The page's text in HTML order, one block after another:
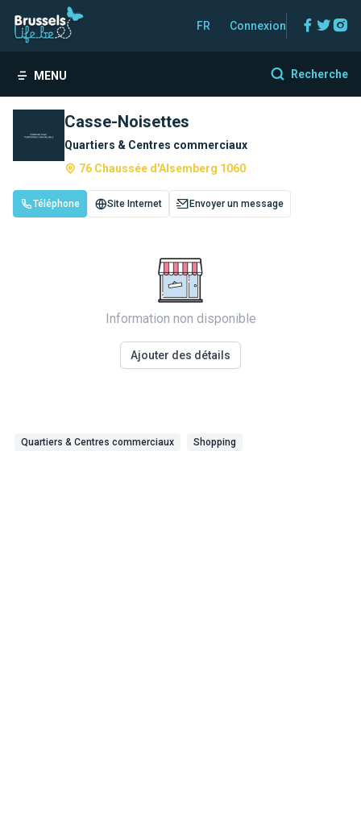
FR Connexion
MENU Recherche
Casse-Noisettes
Quartiers & Centres commerciaux
76 Chaussée d'Alsemberg 1060
Téléphone Site Internet Envoyer un message
Information non disponible
Ajouter des détails
Quartiers & Centres commerciaux Shopping